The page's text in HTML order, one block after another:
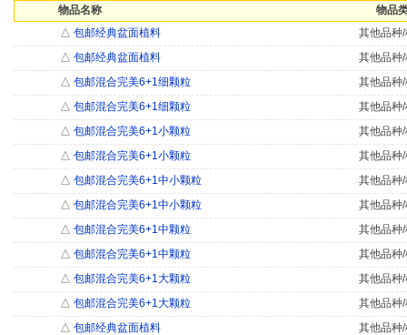
物品名称
物品
△ 包邮经典盆面植料
其他品种
△ 包邮经典盆面植料
其他品种
△ 包邮混合完美6+1细颗粒
其他品种
△ 包邮混合完美6+1细颗粒
其他品种
△ 包邮混合完美6+1小颗粒
其他品种
△ 包邮混合完美6+1小颗粒
其他品种
△ 包邮混合完美6+1中小颗粒
其他品种
△ 包邮混合完美6+1中小颗粒
其他品种
△ 包邮混合完美6+1中颗粒
其他品种
△ 包邮混合完美6+1中颗粒
其他品种
△ 包邮混合完美6+1大颗粒
其他品种
△ 包邮混合完美6+1大颗粒
其他品种
△ 包邮经典盆面植料
其他品种